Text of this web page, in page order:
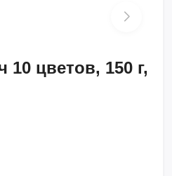
10 цветов, 150 г,